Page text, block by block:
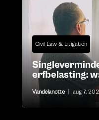
Civil Law & Litigation
erfbelasting:
Vandelanotte aug 7,